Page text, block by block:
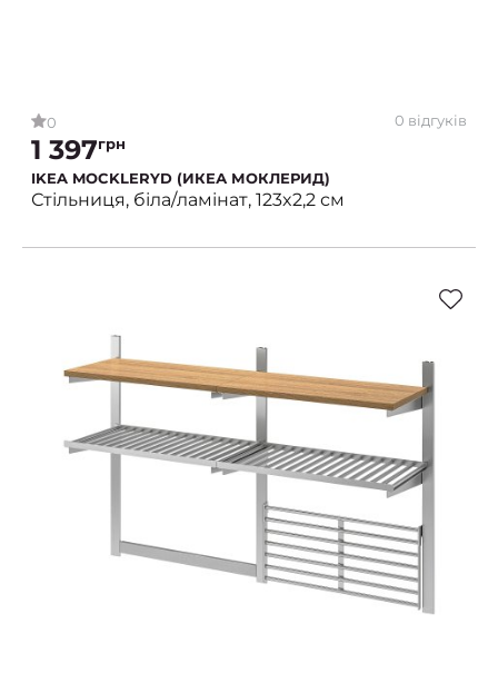
0 0 відгуків
1 397грн
IKEA MOCKLERYD (ИКЕА МОКЛЕРИД)
Стільниця, біла/ламінат, 123x2,2 см